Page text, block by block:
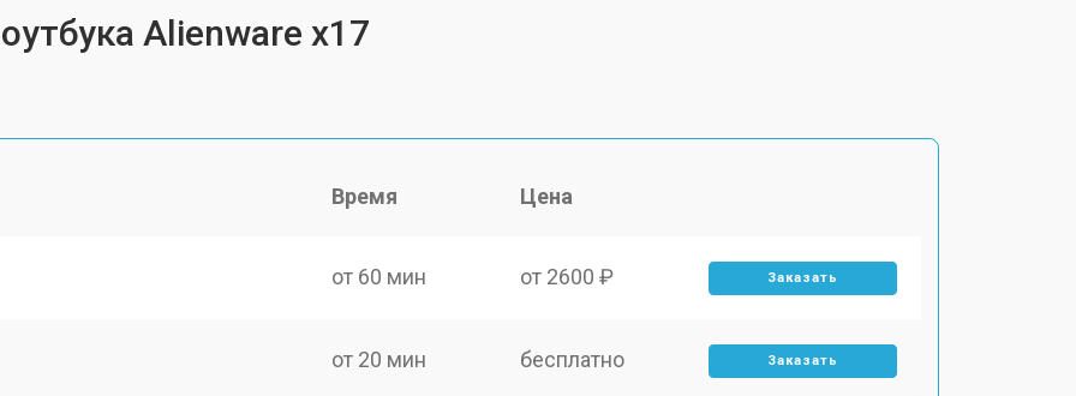
Alienware x17
Время Цена
от 60 мин от 2600 ₽ Заказать
от 20 мин бесплатно Заказать